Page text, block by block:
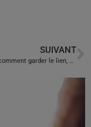
SUIVANT
Aidant-aidé : comment garder le lien, même à distance ?